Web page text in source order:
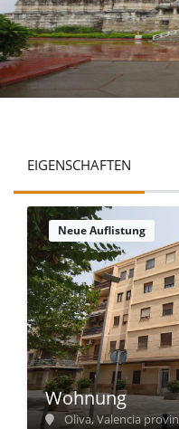
EIGENSCHAFTEN
Neue Auflistung
Wohnung
Oliva, Valencia